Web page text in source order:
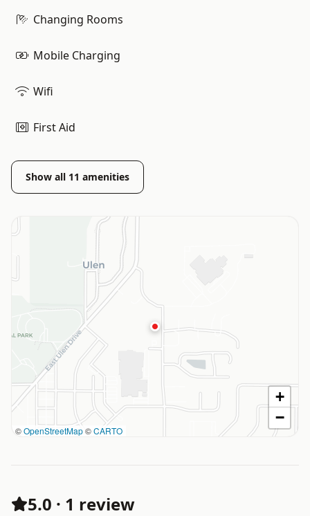
Changing Rooms
Mobile Charging
Wifi
First Aid
Show all 11 amenities
©OpenStreetMap©CARTO
+
−
5.0 · 1 review